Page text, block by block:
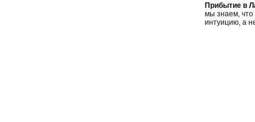
Прибытие в
мы знаем, что
интуицию, а